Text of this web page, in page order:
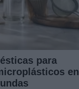
para
en